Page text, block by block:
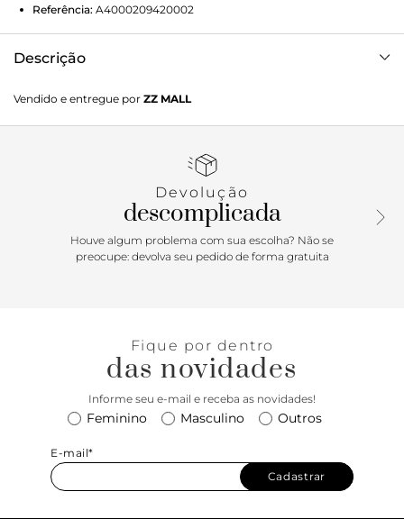
Referência: A4000209420002
Descrição
Vendido e entregue por ZZ MALL
Devolução
descomplicada
Houve algum problema com sua escolha? Não se
preocupe: devolva seu pedido de forma gratuita
Fique por dentro
das novidades
Informe seu e-mail e receba as novidades!
Feminino Masculino Outros
E-mail*
Cadastrar